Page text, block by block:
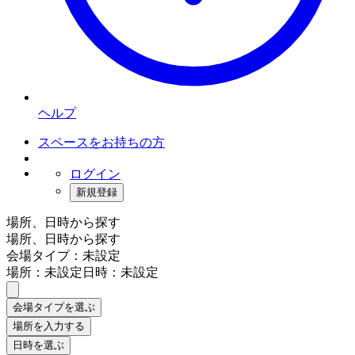
ヘルプ
スペースをお持ちの方
ログイン
新規登録
場所、日時から探す
場所、日時から探す
会場タイプ：未設定
場所：未設定日時：未設定
会場タイプを選ぶ
場所を入力する
日時を選ぶ